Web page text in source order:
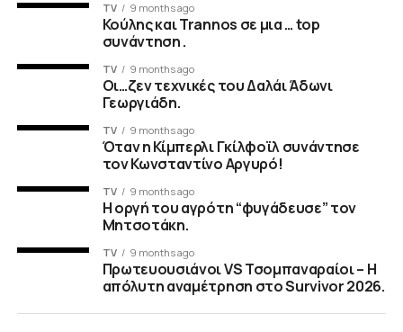
TV 9 months ago
Κούλης και Trannos σε μια … top
συνάντηση .
TV 9 months ago
Οι…ζεν τεχνικές του Δαλάι Άδωνι
Γεωργιάδη.
TV 9 months ago
Όταν η Κίμπερλι Γκίλφοϊλ συνάντησε
τον Κωνσταντίνο Αργυρό!
TV 9 months ago
Η οργή του αγρότη “φυγάδευσε” τον
Μητσοτάκη.
TV 9 months ago
Πρωτευουσιάνοι VS Τσομπαναραίοι – Η
απόλυτη αναμέτρηση στο Survivor 2026.